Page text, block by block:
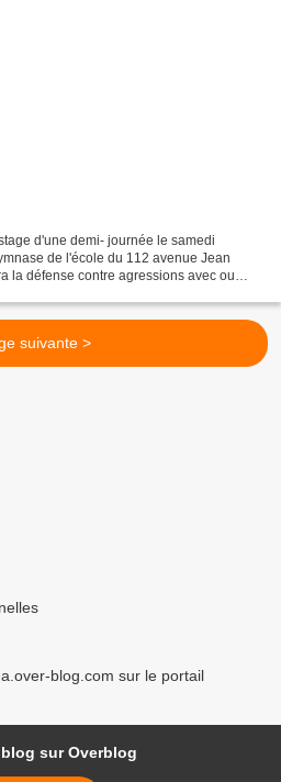
d'une demi- journée le samedi
de l'école du 112 avenue Jean
la défense contre agressions avec ou
suivante >
blog.com sur le portail
sur Overblog